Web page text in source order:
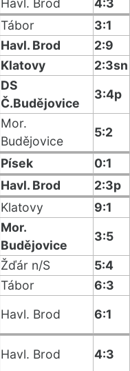
Havl. Brod
4:3
Tábor
3:1
Havl. Brod
2:9
Klatovy
2:3sn
DS
Č.Budějovice
3:4p
Mor.
Budějovice
5:2
Písek
0:1
Havl. Brod
2:3p
Klatovy
9:1
Mor.
Budějovice
3:5
Žďár n/S
5:4
Tábor
6:3
Havl. Brod 6:1
Havl. Brod 4:3